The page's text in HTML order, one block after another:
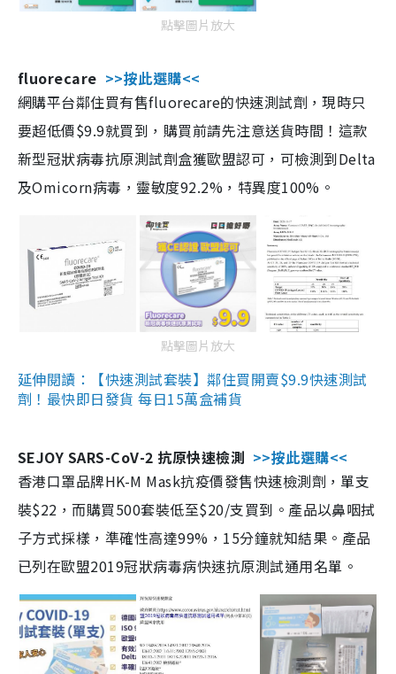
點擊圖片放大
fluorecare >>按此選購<<
網購平台鄰住買有售fluorecare的快速測試劑，現時只
要超低價$9.9就買到，購買前請先注意送貨時間！這款
新型冠狀病毒抗原測試劑盒獲歐盟認可，可檢測到Delta
及Omicorn病毒，靈敏度92.2%，特異度100%。
點擊圖片放大
延伸閱讀：【快速測試套裝】鄰住買開賣$9.9快速測試
劑！最快即日發貨 每日15萬盒補貨
SEJOY SARS-CoV-2 抗原快速檢測 >>按此選購<<
香港口罩品牌HK-M Mask抗疫價發售快速檢測劑，單支
裝$22，而購買500套裝低至$20/支買到。產品以鼻咽拭
子方式採樣，準確性高達99%，15分鐘就知結果。產品
已列在歐盟2019冠狀病毒病快速抗原測試通用名單。